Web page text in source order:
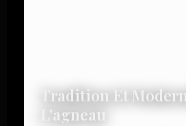
Tradition Et
L'agneau